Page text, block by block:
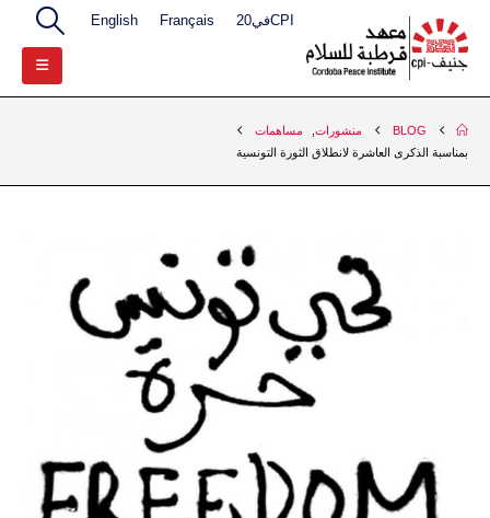
CPIفي20 Français
English
BLOG منشورات
مساهمات
بمناسبة الذكرى العاشرة لانطلاق الثورة التونسية